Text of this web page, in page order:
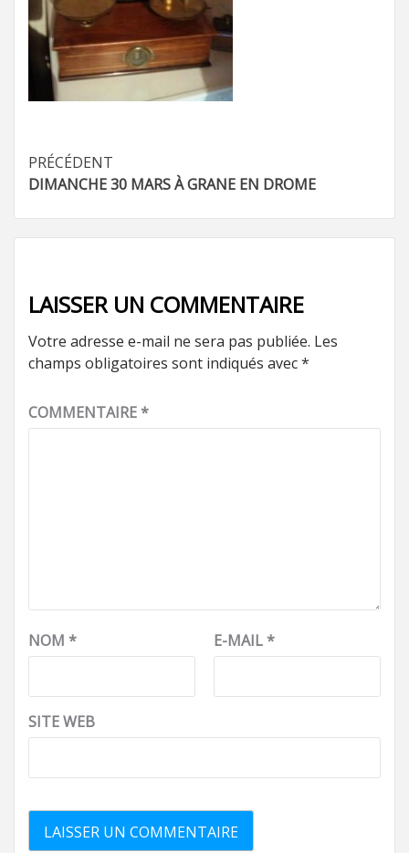
Navigation
d’article
PRÉCÉDENT
DIMANCHE 30 MARS À GRANE EN DROME
LAISSER UN COMMENTAIRE
Votre adresse e-mail ne sera pas publiée. Les
champs obligatoires sont indiqués avec*
COMMENTAIRE*
NOM * E-MAIL*
SITE WEB